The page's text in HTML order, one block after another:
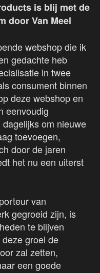
is blij met de
door Van Meel
webshop die ik
gedachte heb
in twee
consument binnen
deze webshop en
eenvoudig
om nieuwe
toevoegen,
door de jaren
het nu een uiterst
van
gegroeid zijn, is
te blijven
groei de
zal zetten,
een goede